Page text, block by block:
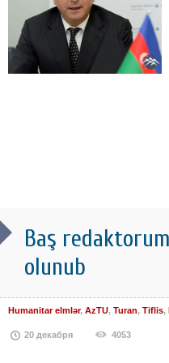
Baş
olunub
Humanitar elmlər, AzTU, Turan, Tiflis,
20 декабря 4053